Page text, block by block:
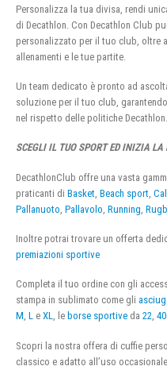
Personalizza la tua divisa, rendi
di Decathlon. Con Decathlon Club
personalizzato per il tuo club, oltre
allenamenti e le tue partite.
Un team dedicato è pronto ad
soluzione per il tuo club,
nel rispetto delle politiche Decathlon.
SCEGLI IL TUO SPORT ED INIZIA
DecathlonClub offre una vasta
praticanti di Basket Beach sport
Pallanuoto Pallavolo Running
Inoltre potrai trovare un offerta
premiazioni sportive
Completa il tuo ordine con gli
stampa in sublimato come gli
M, L e XL, le borse sportive da 22, 40
Scopri la nostra offera di cuffie
classico e adatto all’uso